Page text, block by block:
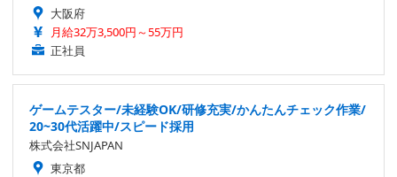
大阪府
月給32万3,500円～55万円
正社員
ゲームテスター/未経験OK/研修充実/かんたんチェック作業/
20~30代活躍中/スピード採用
株式会社SNJAPAN
東京都